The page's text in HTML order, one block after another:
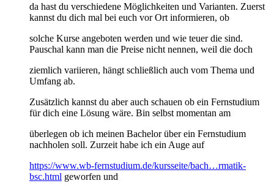
da hast du verschiedene Möglichkeiten und Varianten. Zuerst
kannst du dich mal bei euch vor Ort informieren, ob
solche Kurse angeboten werden und wie teuer die sind.
Pauschal kann man die Preise nicht nennen, weil die doch
ziemlich variieren, hängt schließlich auch vom Thema und
Umfang ab.
Zusätzlich kannst du aber auch schauen ob ein Fernstudium
für dich eine Lösung wäre. Bin selbst momentan am
überlegen ob ich meinen Bachelor über ein Fernstudium
nachholen soll. Zurzeit habe ich ein Auge auf
https://www.wb-fernstudium.de/kursseite/bach…rmatik-
bsc.html geworfen und